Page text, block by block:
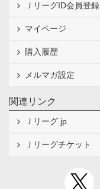
ＪリーグID会員登録
マイページ
購入履歴
メルマガ設定
関連リンク
Ｊリーグ.jp
Ｊリーグチケット